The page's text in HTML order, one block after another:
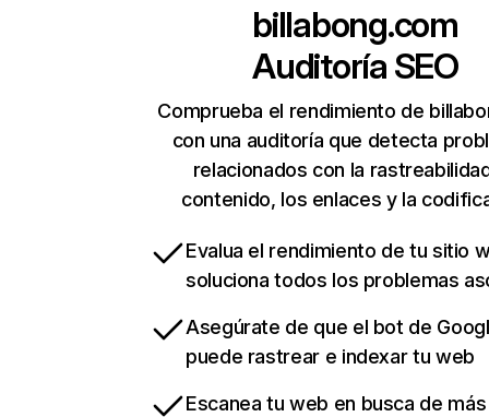
billabong.com
Auditoría SEO
Comprueba el rendimiento de
con una auditoría que detecta
relacionados con la
contenido, los enlaces y la
Evalua el rendimiento de tu sitio
soluciona todos los problemas
Asegúrate de que el bot de
puede rastrear e indexar tu web
Escanea tu web en busca de